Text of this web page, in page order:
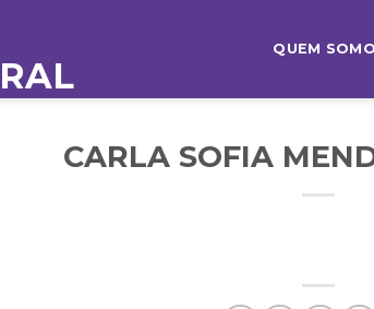
QUEM
CARLA SOFIA